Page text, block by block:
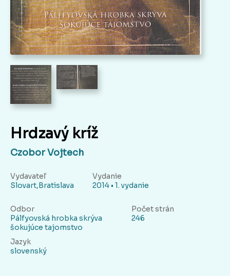
Hrdzavý kríž
Czobor Vojtech
Vydavateľ
Slovart,Bratislava
Vydanie
2014 • 1. vydanie
Odbor
Pálfyovská hrobka skrýva
šokujúce tajomstvo
Počet strán
246
Jazyk
slovenský